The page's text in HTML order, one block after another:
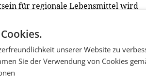
für regionale Lebensmittel wird
so Landesrat Christian Illedits.
Burgenland in Eisenstadt und
Weiters sind Online-Bestellungen
und verschiedene regionale
unserer Website zu
Sie der Verwendung von Cookies